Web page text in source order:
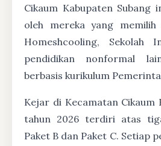
Cikaum Kabupaten Subang
oleh mereka yang memilih
Homeshcooling, Sekolah
pendidikan nonformal
berbasis kurikulum
Kejar di Kecamatan Cikaum
tahun 2026 terdiri atas
Paket B dan Paket C. Setiap